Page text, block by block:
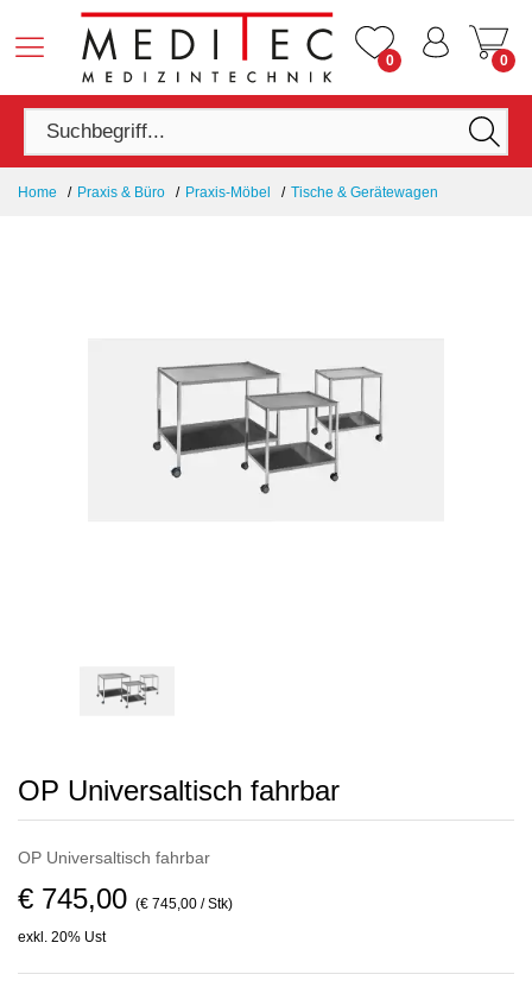
0 0
Home Praxis & Büro Praxis-Möbel Tische & Gerätewagen
OP Universaltisch fahrbar
OP Universaltisch fahrbar
€ 745,00 (€ 745,00 / Stk)
exkl. 20% Ust